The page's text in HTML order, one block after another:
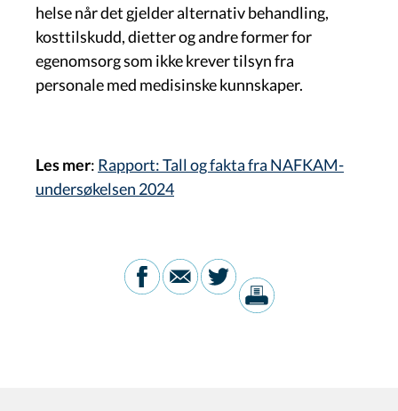
helse når det gjelder alternativ behandling,
kosttilskudd, dietter og andre former for
egenomsorg som ikke krever tilsyn fra
personale med medisinske kunnskaper.
Les mer: Rapport: Tall og fakta fra NAFKAM-
undersøkelsen 2024